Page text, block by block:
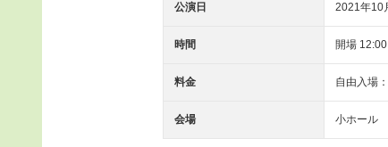
公演日 2021年10
時間 開場
料金 自由入場
会場 小ホール